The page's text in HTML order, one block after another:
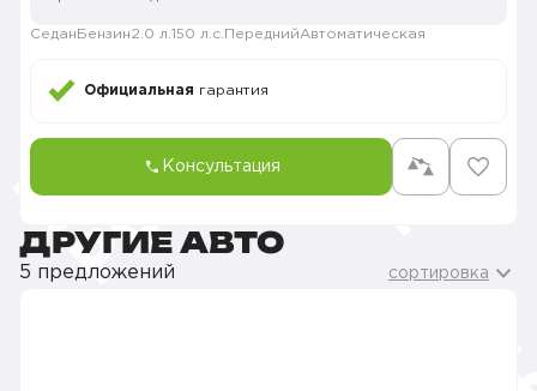
Седан Бензин2.0 л. 150 л.с. ПереднийАвтоматическая
Официальная гарантия
Консультация
ДРУГИЕ АВТО
5 предложений сортировка